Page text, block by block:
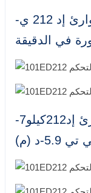
مربع التحكم من مولد الطوارئ إد 212 ي-
صندوق التحكم في مولد الطوارئ إد212كيلو7-